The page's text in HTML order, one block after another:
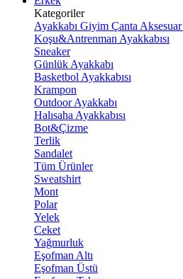
Kategoriler
Ayakkabı Giyim Çanta Aksesuar
Koşu&Antrenman Ayakkabısı
Sneaker
Günlük Ayakkabı
Basketbol Ayakkabısı
Krampon
Outdoor Ayakkabı
Halısaha Ayakkabısı
Bot&Çizme
Terlik
Sandalet
Tüm Ürünler
Sweatshirt
Mont
Polar
Yelek
Ceket
Yağmurluk
Eşofman Altı
Eşofman Üstü